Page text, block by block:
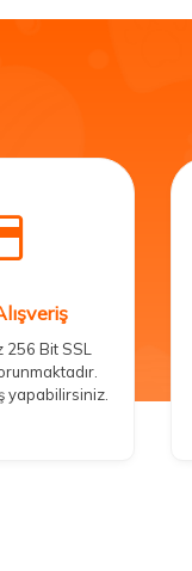
256 Bit SSL
yapabilirsiniz.